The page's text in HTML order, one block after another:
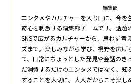
編集部
エンタメやカルチャーを入り口に、今を
奇心を刺激する編集部チームです。話題
SNSで広がるカルチャーから、思わず考
ズまで。楽しみながら学び、視野を広げ
て、日常にちょっとした発見や会話のき
だ消費するだけのエンタメではなく、知
することを大切に。大人だからこそ楽し